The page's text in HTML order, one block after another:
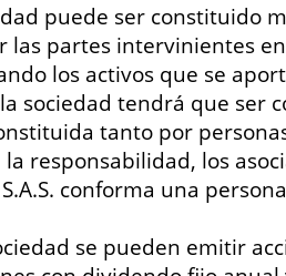
puede ser constituido
las partes intervinientes
los activos que se
sociedad tendrá que ser
tanto por
responsabilidad, los
conforma una
se pueden emitir